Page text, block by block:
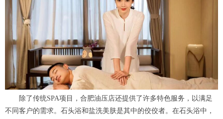
除了传统SPA项目，合肥油压店还提供了许多特色服务，以满足
不同客户的需求。石头浴和盐洗美肤是其中的佼佼者。在石头浴中，